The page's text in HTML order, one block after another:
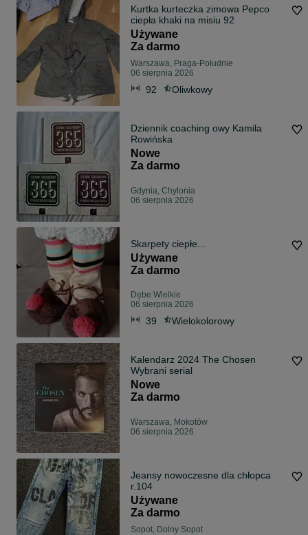
Kurtka kurteczka zimowa Pepco
ciepła khaki na misiu 92
Używane
Za darmo
Warszawa, Praga-Południe
06 sierpnia 2026
92 Oliwkowy
Dziennik coaching owy Kamila
Rowińska
Nowe
Za darmo
Gdynia, Chylonia
06 sierpnia 2026
Skarpety ciepłe...
Używane
Za darmo
Dębe Wielkie
06 sierpnia 2026
39 Wielokolorowy
Kalendarz 2024 The Chosen
Wybrani serial
Nowe
Za darmo
Warszawa, Mokotów
06 sierpnia 2026
Jeansy nowoczesne dla chłopca
r.104
Używane
Za darmo
Sopot, Dolny Sopot